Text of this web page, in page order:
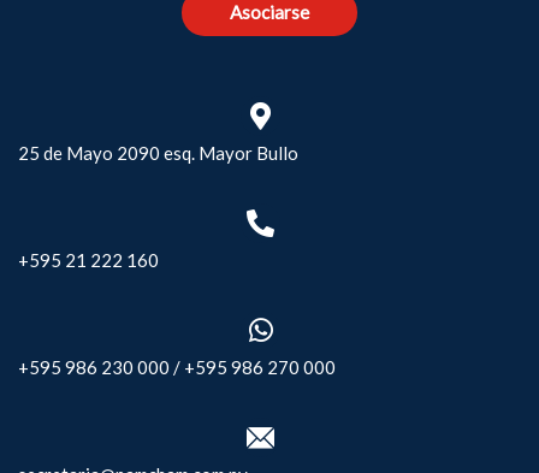
Asociarse
25 de Mayo 2090 esq. Mayor Bullo
+595 21 222 160
+595 986 230 000 / +595 986 270 000